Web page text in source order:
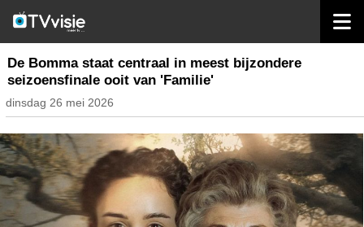
nieuws belgië
De Bomma staat centraal in meest bijzondere
seizoensfinale ooit van 'Familie'
dinsdag 26 mei 2026